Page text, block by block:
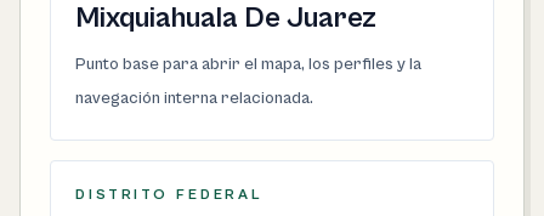
Mixquiahuala De Juarez
Punto base para abrir el mapa, los perfiles y la
navegación interna relacionada.
DISTRITO FEDERAL